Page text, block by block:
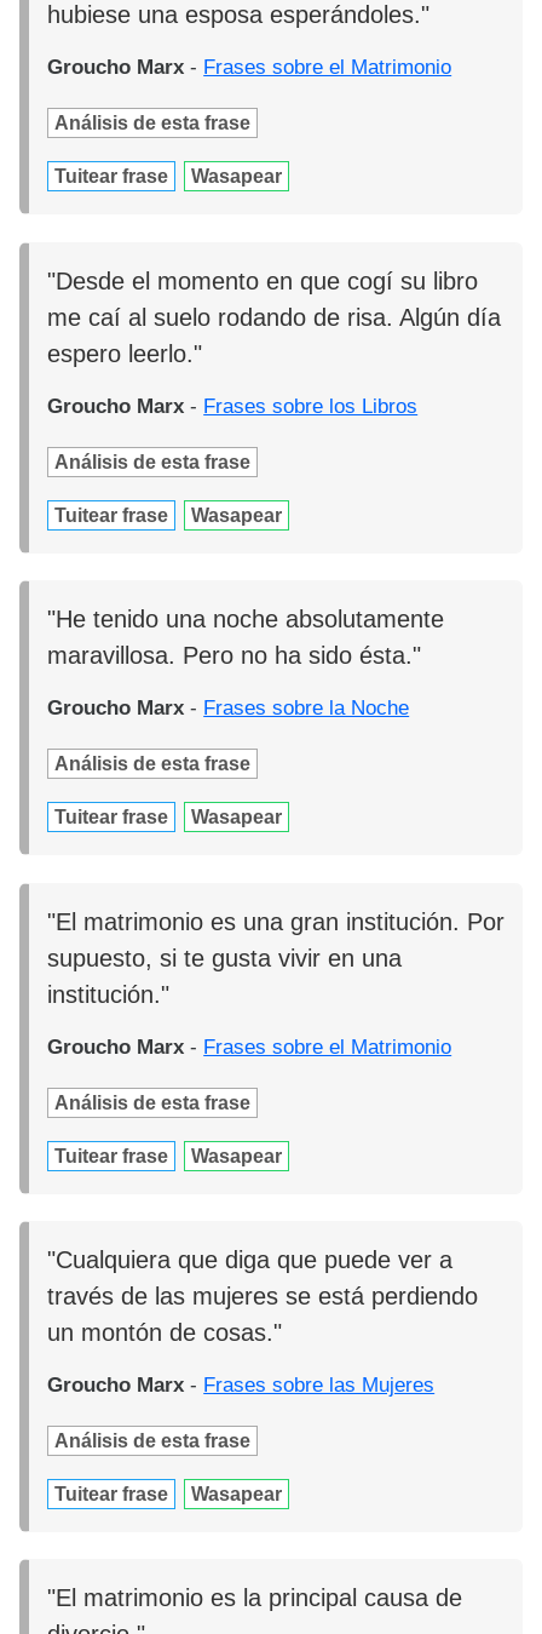
hubiese una esposa esperándoles."
Groucho Marx - Frases sobre el Matrimonio
Análisis de esta frase
Tuitear frase Wasapear
"Desde el momento en que cogí su libro
me caí al suelo rodando de risa. Algún día
espero leerlo."
Groucho Marx - Frases sobre los Libros
Análisis de esta frase
Tuitear frase Wasapear
"He tenido una noche absolutamente
maravillosa. Pero no ha sido ésta."
Groucho Marx - Frases sobre la Noche
Análisis de esta frase
Tuitear frase Wasapear
"El matrimonio es una gran institución. Por
supuesto, si te gusta vivir en una
institución."
Groucho Marx - Frases sobre el Matrimonio
Análisis de esta frase
Tuitear frase Wasapear
"Cualquiera que diga que puede ver a
través de las mujeres se está perdiendo
un montón de cosas."
Groucho Marx - Frases sobre las Mujeres
Análisis de esta frase
Tuitear frase Wasapear
"El matrimonio es la principal causa de